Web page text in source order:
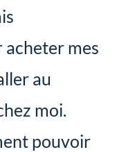
mes
au
moi.
pouvoir